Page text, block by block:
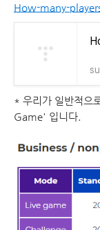
How-many-
* 우리가 일반적으
Game' 입니다.